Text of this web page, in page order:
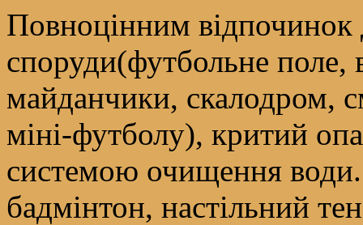
Повноцінним відпочинок
споруди(футбольне поле,
майданчики, скалодром,
міні-футболу), критий
системою очищення
бадмінтон, настільний